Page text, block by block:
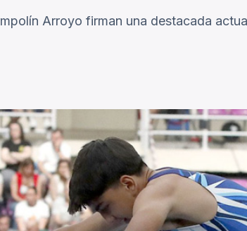
Arroyo firman una destacada